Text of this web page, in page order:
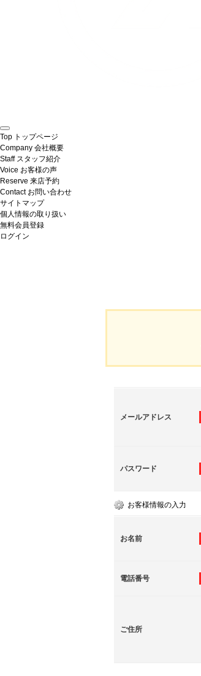
Top トップページ
Company 会社概要
Staff スタッフ紹介
Voice お客様の声
Reserve 来店予約
Contact お問い合わせ
サイトマップ
個人情報の取り扱い
無料会員登録
ログイン
メールアドレス
パスワード
お客様情報の入力
お名前
電話番号
ご住所